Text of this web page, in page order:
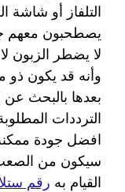
التلفاز أو شاشة
يصطحبون معهم
لا يضطر الزبون
وأنه قد يكون ذو
بعدها بالبحث
الترددات
افضل جودة
سيكون من
القيام به رقم